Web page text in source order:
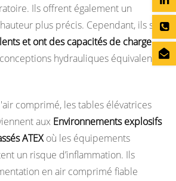
Ils offrent également un
plus précis. Cependant, ils sont
et ont des capacités de charge
hydrauliques équivalentes.
comprimé, les tables élévatrices
aux Environnements explosifs
ATEXoù les équipements
un risque d’inflammation. Ils
en air comprimé fiable